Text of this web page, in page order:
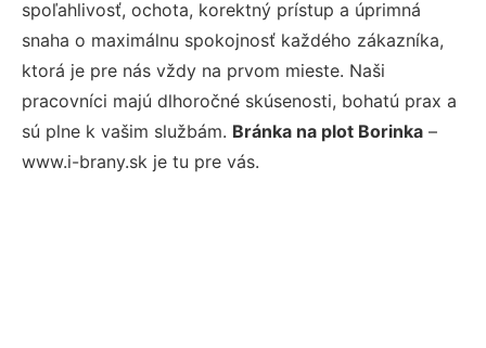
spoľahlivosť, ochota, korektný prístup a úprimná
snaha o maximálnu spokojnosť každého zákazníka,
ktorá je pre nás vždy na prvom mieste. Naši
pracovníci majú dlhoročné skúsenosti, bohatú prax a
sú plne k vašim službám. Bránka na plot Borinka –
www.i-brany.sk je tu pre vás.